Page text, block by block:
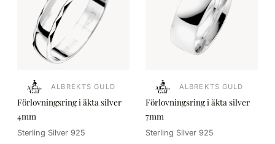
ALBREKTS GULD
Förlovningsring i äkta silver
4mm
Sterling Silver 925
ALBREKTS GULD
Förlovningsring i äkta silver
7mm
Sterling Silver 925